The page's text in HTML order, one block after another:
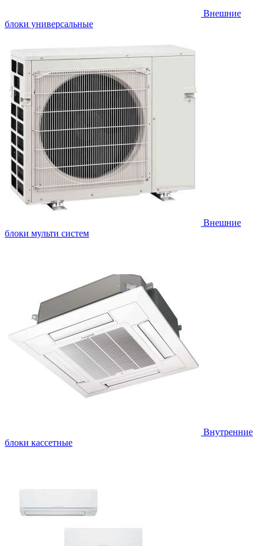
Внешние
блоки универсальные
Внешние
блоки мульти систем
Внутренние
блоки кассетные